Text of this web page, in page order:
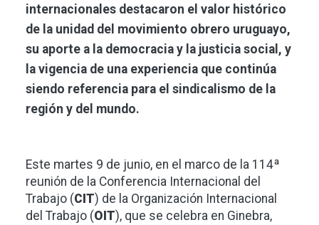
internacionales destacaron el valor histórico
de la unidad del movimiento obrero uruguayo,
su aporte a la democracia y la justicia social, y
la vigencia de una experiencia que continúa
siendo referencia para el sindicalismo de la
región y del mundo.
Este martes 9 de junio, en el marco de la 114ª
reunión de la Conferencia Internacional del
Trabajo (CIT) de la Organización Internacional
del Trabajo (OIT), que se celebra en Ginebra,